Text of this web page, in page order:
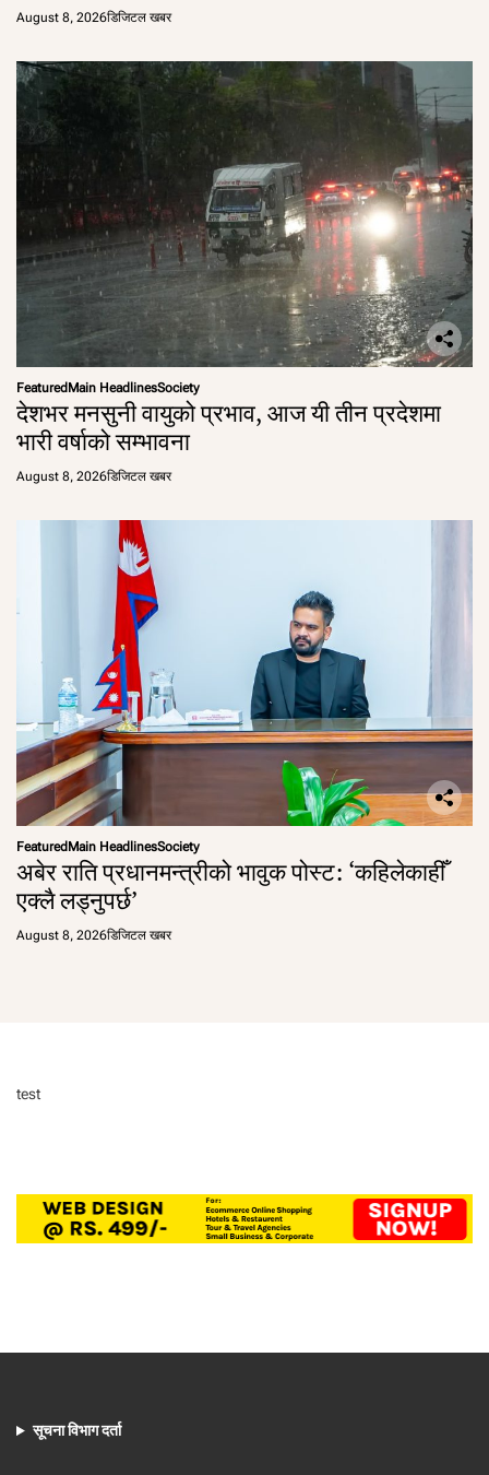
August 8, 2026डिजिटल खबर
Featured Main HeadlinesSociety
देशभर मनसुनी वायुको प्रभाव, आज यी तीन प्रदेशमा
भारी वर्षाको सम्भावना
August 8, 2026डिजिटल खबर
Featured Main HeadlinesSociety
अबेर राति प्रधानमन्त्रीको भावुक पोस्ट: ‘कहिलेकाहीँ
एक्लै लड्नुपर्छ’
August 8, 2026डिजिटल खबर
test
सूचना विभाग दर्ता